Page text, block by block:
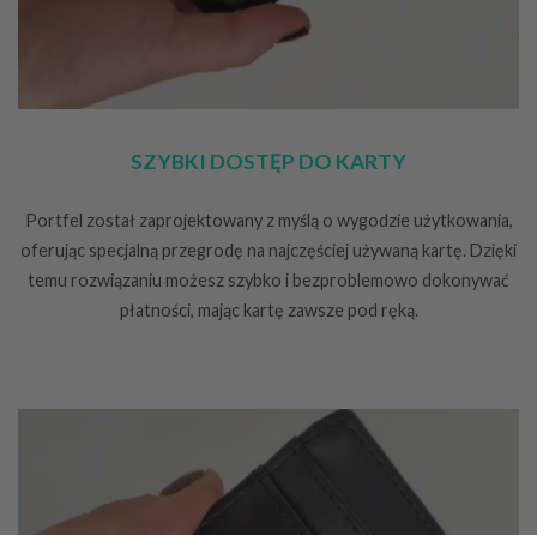
SZYBKI DOSTĘP DO KARTY
Portfel został zaprojektowany z myślą o wygodzie użytkowania,
oferując specjalną przegrodę na najczęściej używaną kartę. Dzięki
temu rozwiązaniu możesz szybko i bezproblemowo dokonywać
płatności, mając kartę zawsze pod ręką.